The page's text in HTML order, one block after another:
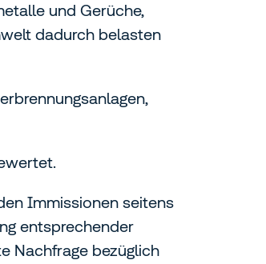
und Gerüche,
dadurch belasten
Immissionen seitens
entsprechender
Nachfrage bezüglich